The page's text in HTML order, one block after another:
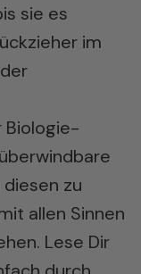
sie es
im
Biologie-
zu
allen Sinnen
Lese Dir